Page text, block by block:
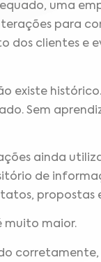
uma
para
dos clientes e
existe
Sem
ainda
de
propostas
muito maior.
corretamente,